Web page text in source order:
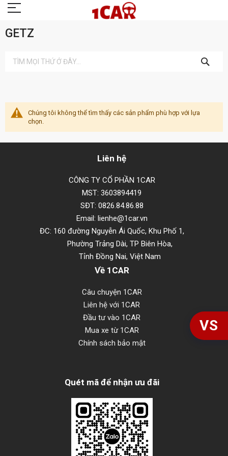
GETZ
KIẾM
Chúng tôi không thể tìm thấy các sản phẩm phù hợp với lựa
chọn.
Liên hệ
CÔNG TY CỔ PHẦN 1CAR
MST: 3603894419
SĐT: 0826.84.86.88
Email: lienhe@1car.vn
ĐC: 160 đường Nguyễn Ái Quốc, Khu Phố 1,
Phường Trảng Dài, TP Biên Hòa,
Tỉnh Đồng Nai, Việt Nam
Về 1CAR
Câu chuyện 1CAR
Liên hệ với 1CAR
Đầu tư vào 1CAR
Mua xe từ 1CAR
Chính sách bảo mật
Quét mã để nhận ưu đãi
VS